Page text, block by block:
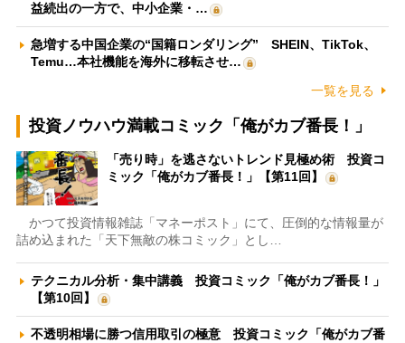
益続出の一方で、中小企業・…
急増する中国企業の“国籍ロンダリング” SHEIN、TikTok、
Temu…本社機能を海外に移転させ…
一覧を見る
投資ノウハウ満載コミック「俺がカブ番長！」
「売り時」を逃さないトレンド見極め術 投資コ
ミック「俺がカブ番長！」【第11回】
かつて投資情報雑誌「マネーポスト」にて、圧倒的な情報量が
詰め込まれた「天下無敵の株コミック」とし…
テクニカル分析・集中講義 投資コミック「俺がカブ番長！」
【第10回】
不透明相場に勝つ信用取引の極意 投資コミック「俺がカブ番